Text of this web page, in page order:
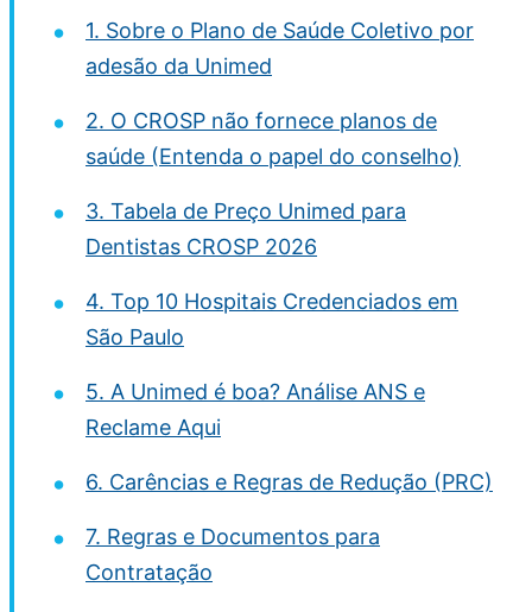
1. Sobre o Plano de Saúde Coletivo por
adesão da Unimed
2. O CROSP não fornece planos de
saúde (Entenda o papel do conselho)
3. Tabela de Preço Unimed para
Dentistas CROSP 2026
4. Top 10 Hospitais Credenciados em
São Paulo
5. A Unimed é boa? Análise ANS e
Reclame Aqui
6. Carências e Regras de Redução (PRC)
7. Regras e Documentos para
Contratação